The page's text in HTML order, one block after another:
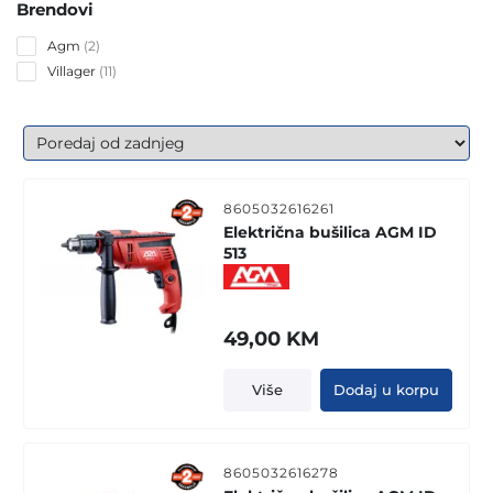
Brendovi
Agm 22
products
Villager 1111
8605032616261
Električna bušilica AGM ID
513
49,00 KM
Više Dodaj u korpu
8605032616278